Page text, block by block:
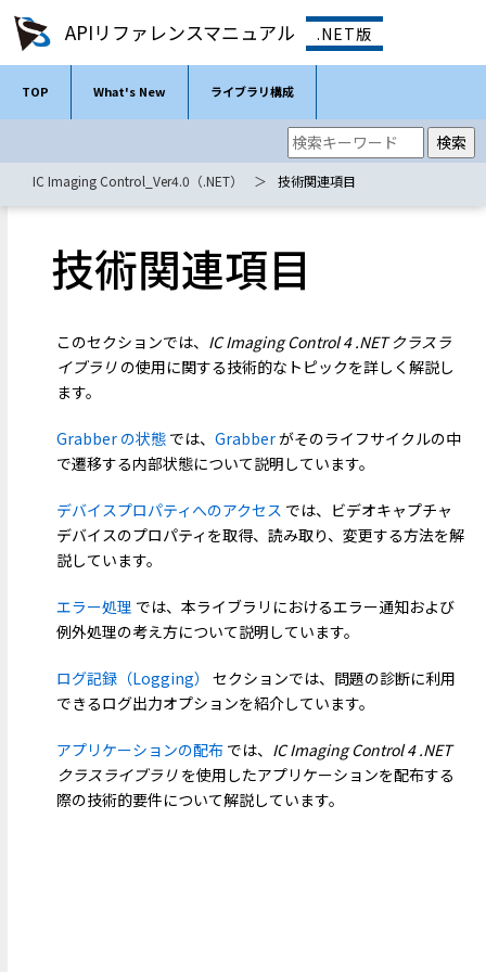
APIリファレンスマニュアル .NET版
TOP What's New ライブラリ構成
IC Imaging Control_Ver4.0（.NET） 技術関連項目
技術関連項目
このセクションでは、 IC Imaging Control 4 .NET クラスラ
イブラリの使用に関する技術的なトピックを詳しく解説し
ます。
Grabber の状態では、 Grabberがそのライフサイクルの中
で遷移する内部状態について説明しています。
デバイスプロパティへのアクセス では、ビデオキャプチャ
デバイスのプロパティを取得、読み取り、変更する方法を解
説しています。
エラー処理 では、本ライブラリにおけるエラー通知および
例外処理の考え方について説明しています。
ログ記録（Logging）
セクションでは、問題の診断に利用
できるログ出力オプションを紹介しています。
アプリケーションの配布では、 IC Imaging Control 4 .NET
クラスライブラリを使用したアプリケーションを配布する
際の技術的要件について解説しています。